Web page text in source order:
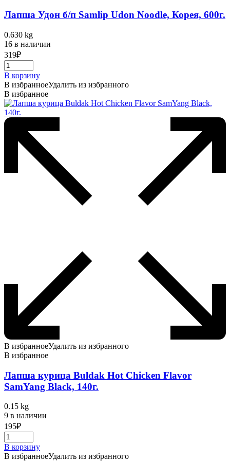
Лапша Удон б/п Samlip Udon Noodle, Корея, 600г.
0.630 kg
16 в наличии
319₽
В корзину
В избранноеУдалить из избранного
В избранное
В избранноеУдалить из избранного
В избранное
Лапша курица Buldak Hot Chicken Flavor
SamYang Black, 140г.
0.15 kg
9 в наличии
195₽
В корзину
В избранноеУдалить из избранного